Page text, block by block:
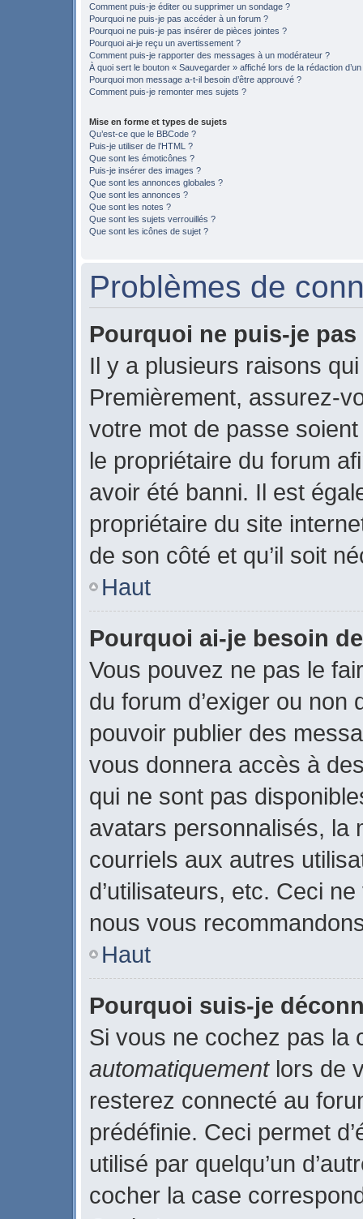
Comment puis-je éditer ou supprimer un sondage ?
Pourquoi ne puis-je pas accéder à un forum ?
Pourquoi ne puis-je pas insérer de pièces jointes ?
Pourquoi ai-je reçu un avertissement ?
Comment puis-je rapporter des messages à un modérateur ?
À quoi sert le bouton « Sauvegarder » affiché lors de la rédaction
Pourquoi mon message a-t-il besoin d’être approuvé ?
Comment puis-je remonter mes sujets ?
Mise en forme et types de sujets
Qu’est-ce que le BBCode ?
Puis-je utiliser de l’HTML ?
Que sont les émoticônes ?
Puis-je insérer des images ?
Que sont les annonces globales ?
Que sont les annonces ?
Que sont les notes ?
Que sont les sujets verrouillés ?
Que sont les icônes de sujet ?
Problèmes de
Pourquoi ne puis-je
Il y a plusieurs raisons
Premièrement, assurez-
votre mot de passe
le propriétaire du forum
avoir été banni. Il est
propriétaire du site
de son côté et qu’il soit
Haut
Pourquoi ai-je besoin
Vous pouvez ne pas le
du forum d’exiger ou
pouvoir publier des
vous donnera accès à
qui ne sont pas
avatars personnalisés, la
courriels aux autres
d’utilisateurs, etc. Ceci
nous vous
Haut
Pourquoi suis-je
Si vous ne cochez pas la
automatiquementlors de
resterez connecté au
prédéfinie. Ceci permet
utilisé par quelqu’un
cocher la case